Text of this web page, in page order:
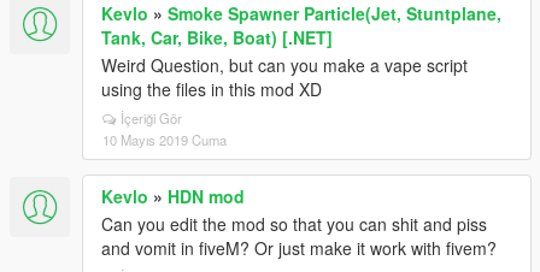
Kevlo » Smoke Spawner Particle(Jet, Stuntplane,
Tank, Car, Bike, Boat) [.NET]
Weird Question, but can you make a vape script
using the files in this mod XD
İçeriği Gör
10 Mayıs 2019 Cuma
Kevlo » HDN mod
Can you edit the mod so that you can shit and piss
and vomit in fiveM? Or just make it work with fivem?